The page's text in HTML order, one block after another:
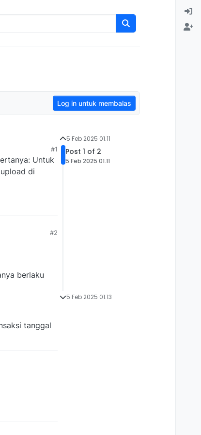
Log in untuk membalas
#1
Untuk
di
#2
berlaku
tanggal
5 Feb 2025 01.11
Post 1 of 2
5 Feb 2025 01.11
5 Feb 2025 01.13